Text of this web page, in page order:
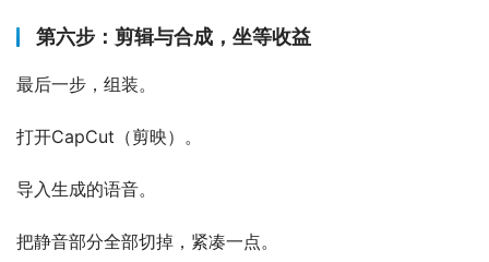
第六步：剪辑与合成，坐等收益
最后一步，组装。
打开CapCut（剪映）。
导入生成的语音。
把静音部分全部切掉，紧凑一点。